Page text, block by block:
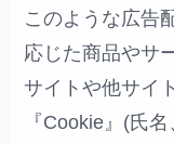
このような広告
応じた商品やサ
サイトや他サイ
『Cookie』(氏